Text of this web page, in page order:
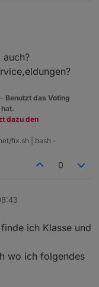
auch?
Benutzt das Voting
dazu den
fix.sh | bash -
0
ich Klasse und
wo ich folgendes